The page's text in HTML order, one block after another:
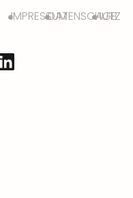
IMPRESSUMDATENSCHUTZ
AGB